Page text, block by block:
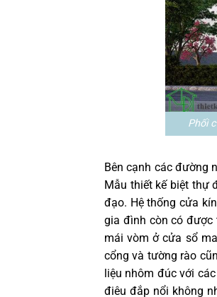
Phối
Bên cạnh các đường
Mẫu thiết kế biệt thự
đạo. Hệ thống cửa
gia đình còn có được
mái vòm ở cửa sổ
cổng và tường rào
liệu nhôm đúc với
điêu đắp nổi không